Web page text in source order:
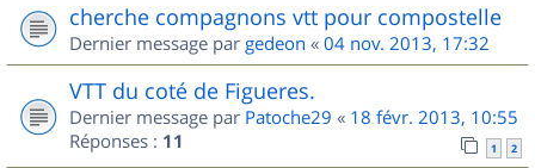
cherche compagnons vtt pour compostelle
Dernier message par gedeon « 04 nov. 2013, 17:32
VTT du coté de Figueres.
Dernier message par Patoche29 « 18 févr. 2013, 10:55
Réponses : 11 1 2